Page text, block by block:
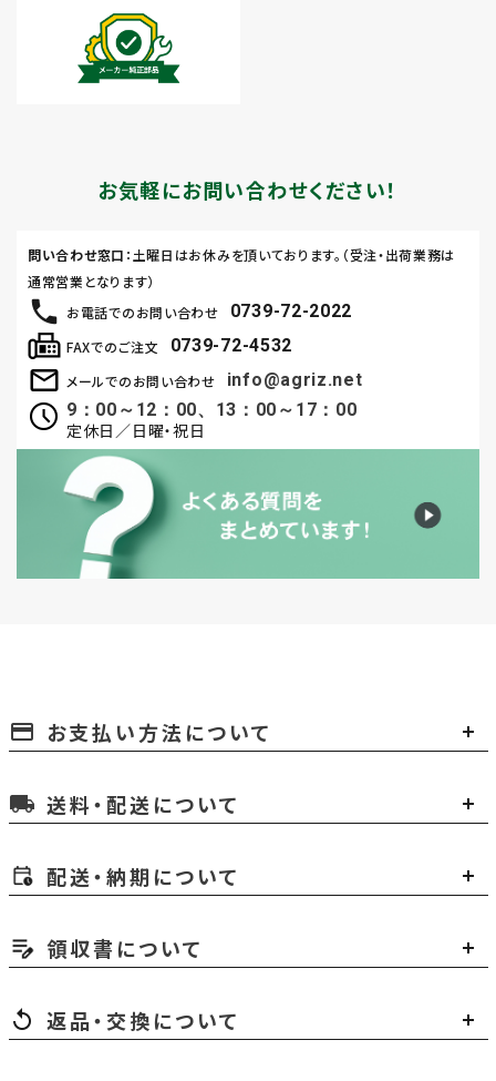
お気軽にお問い合わせください！
お電話でのお問い合わせ 0739-72-2022
メールでのお問い合わせ
info@agriz.net
9：00～12：00、13：00～17：00
定休日／日曜・祝日
FAXでのご注文 0739-72-4532
問い合わせ窓口 ：土曜日はお休みを頂いております。（受注・出荷業務は
通常営業となります）
payment お支払い方法について
local_shipping 送料・配送について
配送・納期について
領収書について
返品・交換について